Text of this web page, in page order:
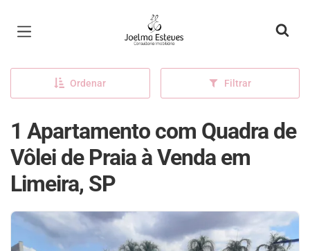
Página inicial
Ordenar Filtrar
1 Apartamento com Quadra de
Vôlei de Praia à Venda em
Limeira, SP